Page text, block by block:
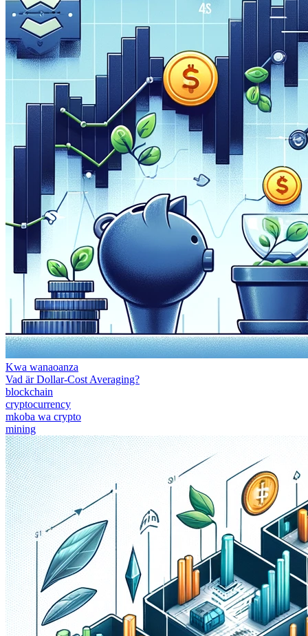
Kwa wanaoanza
Vad är Dollar-Cost Averaging?
blockchain
cryptocurrency
mkoba wa crypto
mining